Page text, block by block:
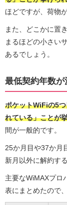
ほどですが、荷物
また、どこかに置
まるほどの小さい
あるでしょう。
最低契約年数が
ポケットWiFiの5
れている」ことが
間が一般的です。
25か月目や37か月
新月以外に解約す
主要なWiMAXプロ
表にまとめたので